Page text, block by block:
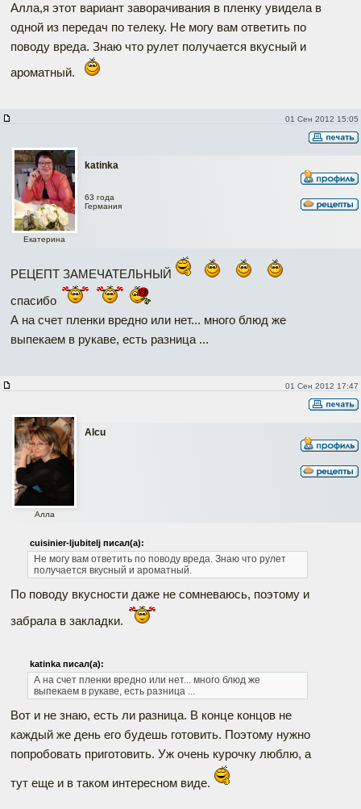
Алла,я этот вариант заворачивания в пленку увидела в
одной из передач по телеку. Не могу вам ответить по
поводу вреда. Знаю что рулет получается вкусный и
ароматный.
01 Сен 2012 15:05
katinka
Екатерина
63 года
Германия
РЕЦЕПТ ЗАМЕЧАТЕЛЬНЫЙ
спасибо
А на счет пленки вредно или нет... много блюд же
выпекаем в рукаве, есть разница ...
01 Сен 2012 17:47
Alcu
Алла
cuisinier-ljubitelj писал(а):
Не могу вам ответить по поводу вреда. Знаю что рулет
получается вкусный и ароматный.
По поводу вкусности даже не сомневаюсь, поэтому и
забрала в закладки.
katinka писал(а):
А на счет пленки вредно или нет... много блюд же
выпекаем в рукаве, есть разница ...
Вот и не знаю, есть ли разница. В конце концов не
каждый же день его будешь готовить. Поэтому нужно
попробовать приготовить. Уж очень курочку люблю, а
тут еще и в таком интересном виде.